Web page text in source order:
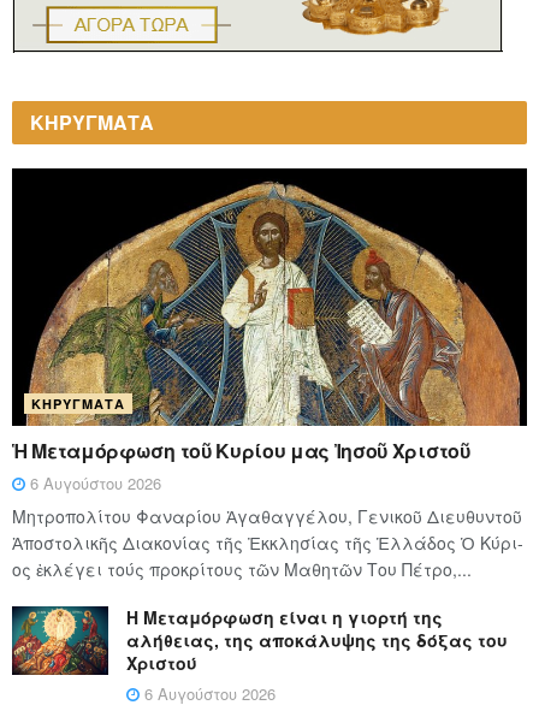
ΚΗΡΥΓΜΑΤΑ
ΚΗΡΎΓΜΑΤΑ
Ἡ Μεταμόρφωση τοῦ Κυρίου μας Ἰησοῦ Χριστοῦ
6 Αυγούστου 2026
Μητροπολίτου Φαναρίου Ἀγαθαγγέλου, Γενικοῦ Διευθυντοῦ
Ἀποστολικῆς Διακονίας τῆς Ἐκκλησίας τῆς Ἑλλάδος Ὁ Κύ­ρι­
ος ἐκλέγει τούς προ­κρί­τους τῶν Μα­θη­τῶν Του Πέ­τρο,...
Η Μεταμόρφωση είναι η γιορτή της
αλήθειας, της αποκάλυψης της δόξας του
Χριστού
6 Αυγούστου 2026